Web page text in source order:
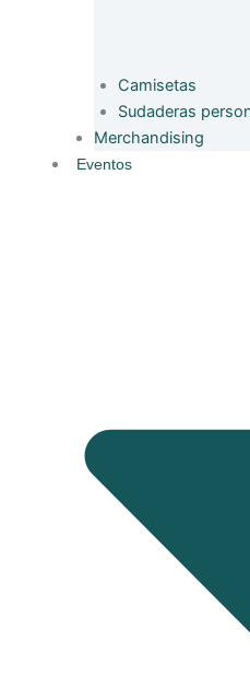
Camisetas
Sudaderas
Merchandising
Eventos